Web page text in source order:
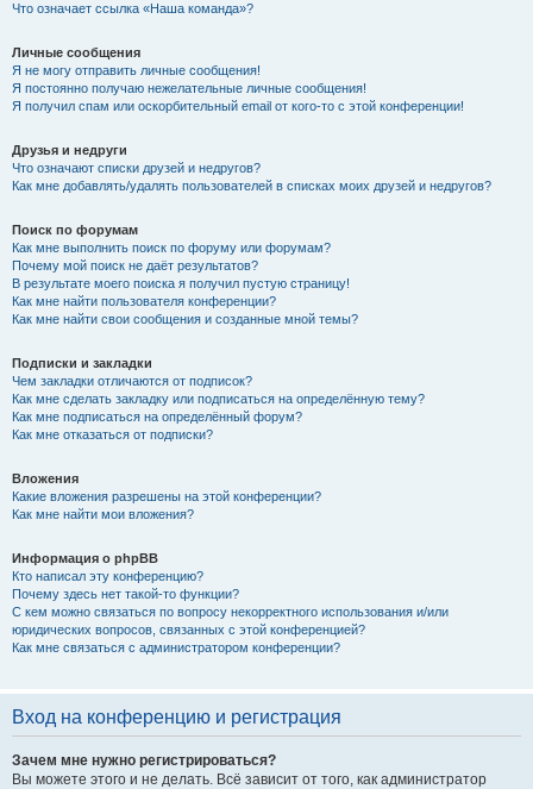
Что означает ссылка «Наша команда»?
Личные сообщения
Я не могу отправить личные сообщения!
Я постоянно получаю нежелательные личные сообщения!
Я получил спам или оскорбительный email от кого-то с этой конференции!
Друзья и недруги
Что означают списки друзей и недругов?
Как мне добавлять/удалять пользователей в списках моих друзей и недругов?
Поиск по форумам
Как мне выполнить поиск по форуму или форумам?
Почему мой поиск не даёт результатов?
В результате моего поиска я получил пустую страницу!
Как мне найти пользователя конференции?
Как мне найти свои сообщения и созданные мной темы?
Подписки и закладки
Чем закладки отличаются от подписок?
Как мне сделать закладку или подписаться на определённую тему?
Как мне подписаться на определённый форум?
Как мне отказаться от подписки?
Вложения
Какие вложения разрешены на этой конференции?
Как мне найти мои вложения?
Информация о phpBB
Кто написал эту конференцию?
Почему здесь нет такой-то функции?
С кем можно связаться по вопросу некорректного использования и/или
юридических вопросов, связанных с этой конференцией?
Как мне связаться с администратором конференции?
Вход на конференцию и регистрация
Зачем мне нужно регистрироваться?
Вы можете этого и не делать. Всё зависит от того, как администратор